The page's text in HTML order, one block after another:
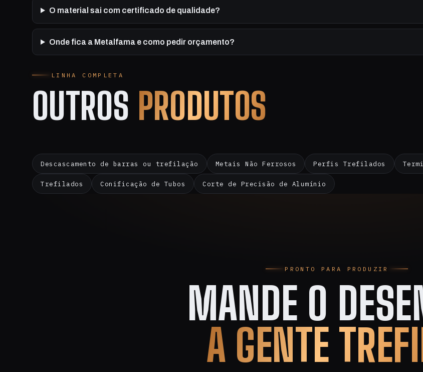
O material sai com certificado de qualidade?
Onde fica a Metalfama e como pedir orçamento?
LINHA COMPLETA
OUTROS PRODUTOS
Descascamento de barras ou trefilação Metais Não Ferrosos Perfis Trefilados
Trefilados Conificação de Tubos Corte de Precisão de Alumínio
PRONTO PARA PRODUZIR
MANDE O
A GENTE